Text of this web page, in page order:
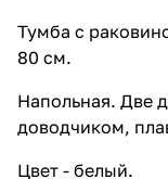
Шкаф
Шкаф
30 L,
Шкаф
Тумба с
80 см.
Напольная. Две
доводчиком,
Цвет - белый.